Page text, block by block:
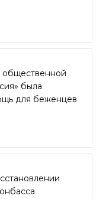
была
для беженцев